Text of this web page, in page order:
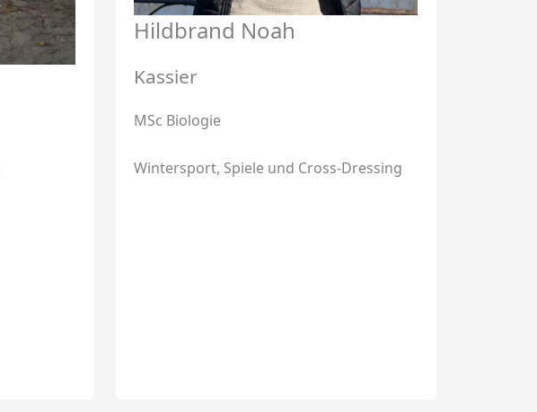
Hildbrand Noah
Kassier
MSc Biologie
Wintersport, Spiele und Cross-Dressing